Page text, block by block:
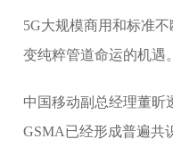
5G大规模商用和标准
变纯粹管道命运的机遇。
中国移动副总经理董昕
GSMA已经形成普遍共